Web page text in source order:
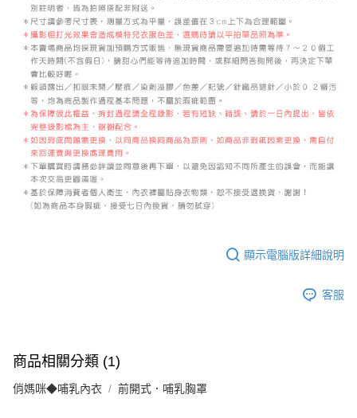
顯示電腦版詳細說明
客服
商品相關分類 (1)
俏媽咪◆哺乳內衣 前開式．哺乳胸罩